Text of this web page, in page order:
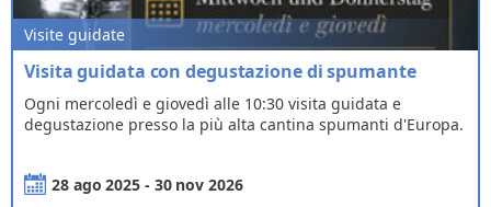
Visite guidate
Visita guidata con degustazione di spumante
Ogni mercoledì e giovedì alle 10:30 visita guidata e
degustazione presso la più alta cantina spumanti d'Europa.
28 ago 2025 - 30 nov 2026